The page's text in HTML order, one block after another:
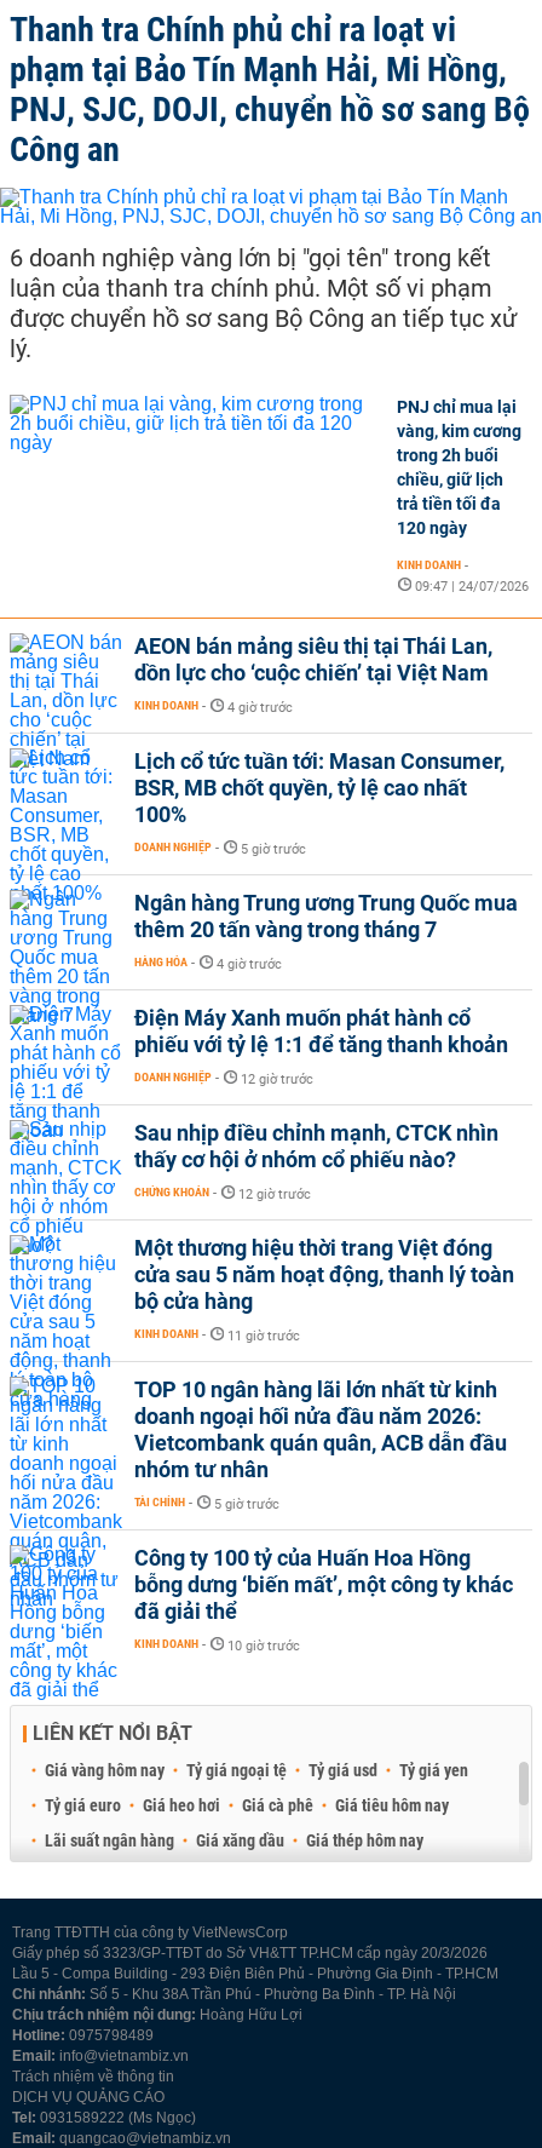
Thanh tra Chính phủ chỉ ra loạt vi
phạm tại Bảo Tín Mạnh Hải, Mi Hồng,
PNJ, SJC, DOJI, chuyển hồ sơ sang Bộ
Công an
6 doanh nghiệp vàng lớn bị "gọi tên" trong kết
luận của thanh tra chính phủ. Một số vi phạm
được chuyển hồ sơ sang Bộ Công an tiếp tục xử
lý.
PNJ chỉ mua lại
vàng, kim cương
trong 2h buổi
chiều, giữ lịch
trả tiền tối đa
120 ngày
KINH DOANH -
09:47 | 24/07/2026
AEON bán mảng siêu thị tại Thái Lan,
dồn lực cho ‘cuộc chiến’ tại Việt Nam
KINH DOANH - 4 giờ trước
Lịch cổ tức tuần tới: Masan Consumer,
BSR, MB chốt quyền, tỷ lệ cao nhất
100%
DOANH NGHIỆP - 5 giờ trước
Ngân hàng Trung ương Trung Quốc mua
thêm 20 tấn vàng trong tháng 7
HÀNG HÓA - 4 giờ trước
Điện Máy Xanh muốn phát hành cổ
phiếu với tỷ lệ 1:1 để tăng thanh khoản
DOANH NGHIỆP - 12 giờ trước
Sau nhịp điều chỉnh mạnh, CTCK nhìn
thấy cơ hội ở nhóm cổ phiếu nào?
CHỨNG KHOÁN - 12 giờ trước
Một thương hiệu thời trang Việt đóng
cửa sau 5 năm hoạt động, thanh lý toàn
bộ cửa hàng
KINH DOANH - 11 giờ trước
TOP 10 ngân hàng lãi lớn nhất từ kinh
doanh ngoại hối nửa đầu năm 2026:
Vietcombank quán quân, ACB dẫn đầu
nhóm tư nhân
TÀI CHÍNH - 5 giờ trước
Công ty 100 tỷ của Huấn Hoa Hồng
bỗng dưng ‘biến mất’, một công ty khác
đã giải thể
KINH DOANH - 10 giờ trước
LIÊN KẾT NỔI BẬT
Giá vàng hôm nay Tỷ giá ngoại tệ Tỷ giá usd
Tỷ giá yen
Tỷ giá euro
Giá heo hơi Giá cà phê
Giá tiêu hôm nay
Lãi suất ngân hàng
Giá xăng dầu
Giá thép hôm nay
Trang TTĐTTH của công ty VietNewsCorp
Giấy phép số 3323/GP-TTĐT do Sở VH&TT TP.HCM cấp ngày 20/3/2026
Lầu 5 - Compa Building - 293 Điện Biên Phủ - Phường Gia Định - TP.HCM
Chi nhánh: Số 5 - Khu 38A Trần Phú - Phường Ba Đình - TP. Hà Nội
Chịu trách nhiệm nội dung: Hoàng Hữu Lợi
Hotline: 0975798489
Email: info@vietnambiz.vn
Trách nhiệm về thông tin
DỊCH VỤ QUẢNG CÁO
Tel: 0931589222 (Ms Ngọc)
Email: quangcao@vietnambiz.vn